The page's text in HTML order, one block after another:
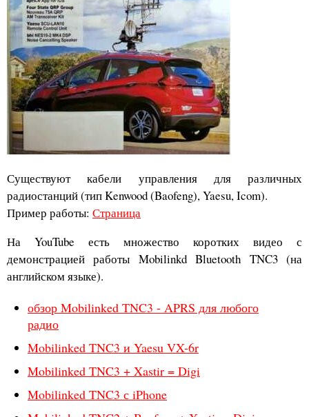
Существуют кабели управления для различных
радиостанций (тип Kenwood (Baofeng), Yaesu, Icom).
Пример работы: Страница
На YouTube есть множество коротких видео с
демонстрацией работы Mobilinkd Bluetooth TNC3 (на
английском языке).
обзор Mobilinked TNC3 - APRS для любого
радио
Mobilinked TNC3 и Yaesu VX-6r
Mobilinked TNC3 + Xastir = Digi
Mobilinked TNC3 с iPhone